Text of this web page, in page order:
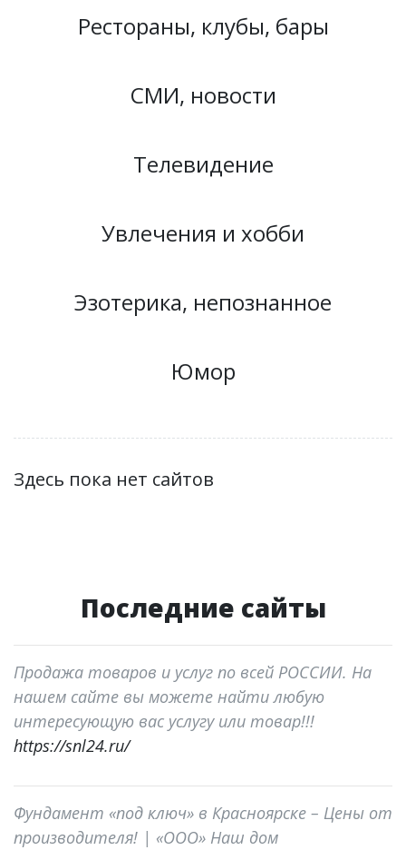
Рестораны, клубы, бары
СМИ, новости
Телевидение
Увлечения и хобби
Эзотерика, непознанное
Юмор
Здесь пока нет сайтов
Последние сайты
Продажа товаров и услуг по всей РОССИИ. На
нашем сайте вы можете найти любую
интересующую вас услугу или товар!!!
https://snl24.ru/
Фундамент «под ключ» в Красноярске – Цены от
производителя! | «ООО» Наш дом